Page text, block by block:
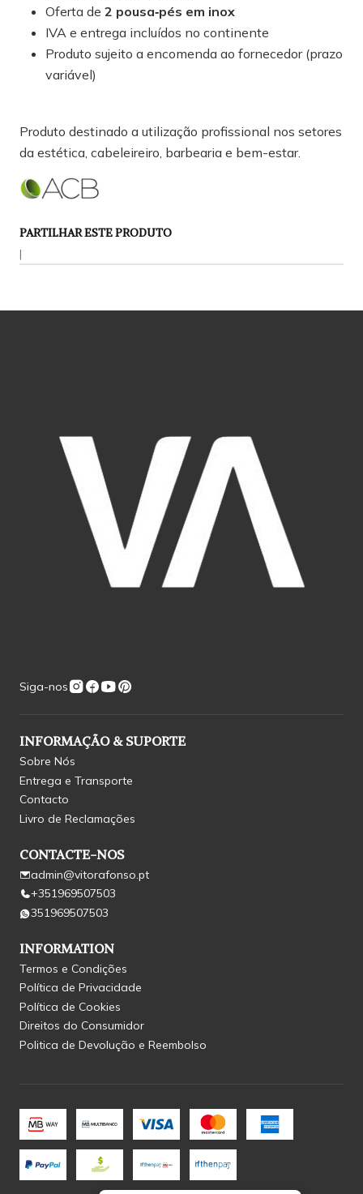
Oferta de 2 pousa‑pés em inox
IVA e entrega incluídos no continente
Produto sujeito a encomenda ao fornecedor (prazo
variável)
Produto destinado a utilização profissional nos setores
da estética, cabeleireiro, barbearia e bem-estar.
PARTILHAR ESTE PRODUTO
|
Siga-nos
INFORMAÇÃO & SUPORTE
Sobre Nós
Entrega e Transporte
Contacto
Livro de Reclamações
CONTACTE-NOS
admin@vitorafonso.pt
+351969507503
351969507503
INFORMATION
Termos e Condições
Política de Privacidade
Política de Cookies
Direitos do Consumidor
Politica de Devolução e Reembolso